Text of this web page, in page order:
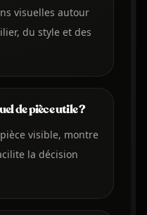
visuelles autour
du style et des
de pièce utile ?
visible, montre
la décision